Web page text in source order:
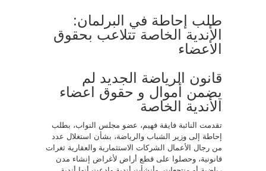
طلب إحاطة في البرلمان:
الأندية الخاصة تتلاعب بحقوق
الأعضاء
قانون الرياضة الجديد لم
يضمن أموال و حقوق اعضاء
الأندية الخاصة
تقدمت النائبة فايقة فهيم، عضو مجلس النواب، بطلب
إحاطة إلى وزير الشباب والرياضة، بشأن استغلال عدد
من رجال الأعمال الشركات الاستثمارية والعقارية ثغرات
قانونية، وحصلوا على قطع أراض لأغراض إنشاء مدن